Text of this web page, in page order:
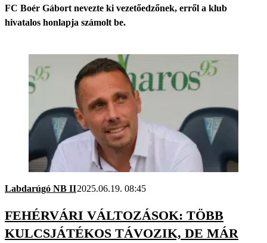
FC Boér Gábort nevezte ki vezetőedzőnek, erről a klub
hivatalos honlapja számolt be.
Labdarúgó NB II2025.06.19. 08:45
FEHÉRVÁRI VÁLTOZÁSOK: TÖBB
KULCSJÁTÉKOS TÁVOZIK, DE MÁR